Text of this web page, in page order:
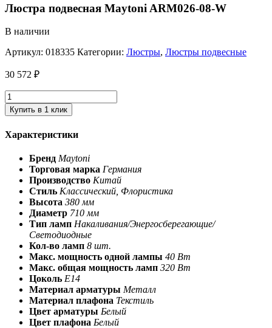
Люстра подвесная Maytoni ARM026-08-W
В наличии
Артикул: 018335 Категории: Люстры, Люстры подвесные
30 572 ₽
Купить в 1 клик
Характеристики
Бренд Maytoni
Торговая марка Германия
Производство Китай
Стиль Классический, Флористика
Высота 380 мм
Диаметр 710 мм
Тип ламп Накаливания/Энергосберегающие/
Светодиодные
Кол-во ламп 8 шт.
Макс. мощность одной лампы 40 Вт
Макс. общая мощность ламп 320 Вт
Цоколь E14
Материал арматуры Металл
Материал плафона Текстиль
Цвет арматуры Белый
Цвет плафона Белый